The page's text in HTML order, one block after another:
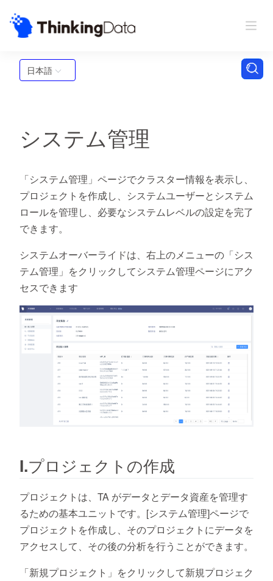
日本語
システム管理
「システム管理」ページでクラスター情報を表示し、
プロジェクトを作成し、システムユーザーとシステム
ロールを管理し、必要なシステムレベルの設定を完了
できます。
システムオーバーライドは、右上のメニューの「シス
テム管理」をクリックしてシステム管理ページにアク
セスできます
I.プロジェクトの作成
プロジェクトは、TA がデータとデータ資産を管理す
るための基本ユニットです。[システム管理]ページで
プロジェクトを作成し、そのプロジェクトにデータを
アクセスして、その後の分析を行うことができます。
「新規プロジェクト」をクリックして新規プロジェク